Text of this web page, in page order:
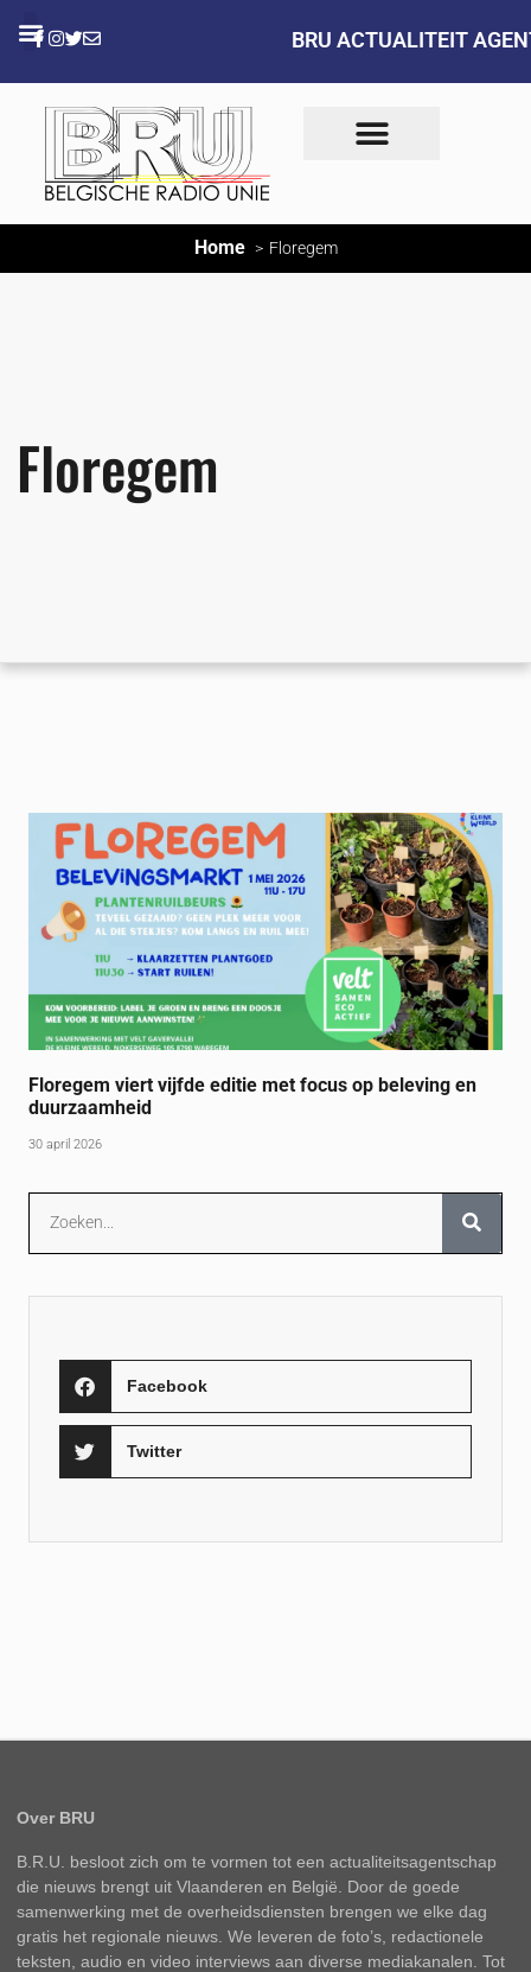
BRU ACTUALITEIT
Home Floregem
Floregem
Floregem viert vijfde editie met focus op beleving en
duurzaamheid
30 april 2026
Facebook
Twitter
Over BRU
B.R.U. besloot zich om te vormen tot een actualiteitsagentschap
die nieuws brengt uit Vlaanderen en België. Door de goede
samenwerking met de overheidsdiensten brengen we elke dag
gratis het regionale nieuws. We leveren de foto’s, redactionele
teksten, audio en video interviews aan diverse mediakanalen. Tot